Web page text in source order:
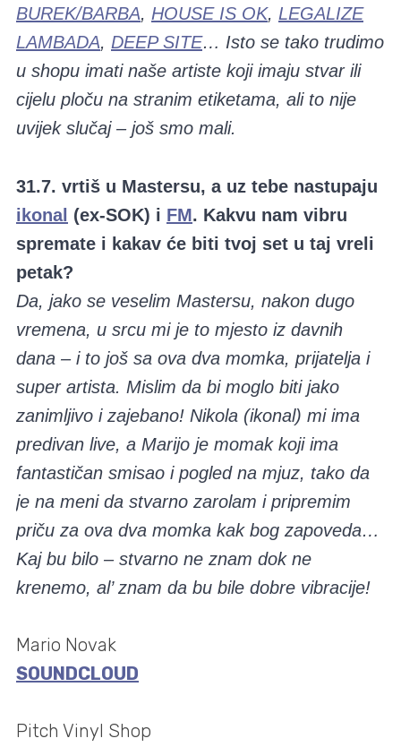
BUREK/BARBA, HOUSE IS OK, LEGALIZE
LAMBADA, DEEP SITE… Isto se tako trudimo
u shopu imati naše artiste koji imaju stvar ili
cijelu ploču na stranim etiketama, ali to nije
uvijek slučaj – još smo mali.
31.7. vrtiš u Mastersu, a uz tebe nastupaju
ikonal (ex-SOK) i FM. Kakvu nam vibru
spremate i kakav će biti tvoj set u taj vreli
petak?
Da, jako se veselim Mastersu, nakon dugo
vremena, u srcu mi je to mjesto iz davnih
dana – i to još sa ova dva momka, prijatelja i
super artista. Mislim da bi moglo biti jako
zanimljivo i zajebano! Nikola (ikonal) mi ima
predivan live, a Marijo je momak koji ima
fantastičan smisao i pogled na mjuz, tako da
je na meni da stvarno zarolam i pripremim
priču za ova dva momka kak bog zapoveda…
Kaj bu bilo – stvarno ne znam dok ne
krenemo, al’ znam da bu bile dobre vibracije!
Mario Novak
SOUNDCLOUD
Pitch Vinyl Shop